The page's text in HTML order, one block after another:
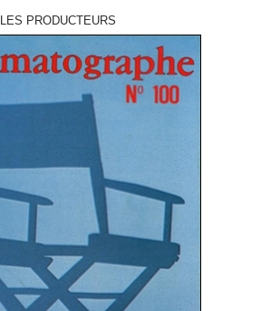
LES PRODUCTEURS